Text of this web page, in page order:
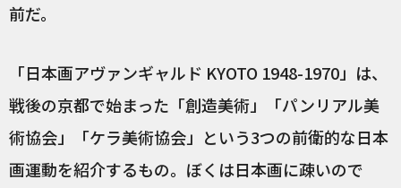
前だ。
「日本画アヴァンギャルド KYOTO 1948-1970」は、
戦後の京都で始まった「創造美術」「パンリアル美
術協会」「ケラ美術協会」という3つの前衛的な日本
画運動を紹介するもの。ぼくは日本画に疎いので